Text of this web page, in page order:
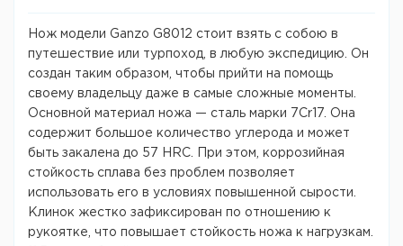
Нож модели Ganzo G8012 стоит взять с собою в
путешествие или турпоход, в любую экспедицию. Он
создан таким образом, чтобы прийти на помощь
своему владельцу даже в самые сложные моменты.
Основной материал ножа — сталь марки 7Cr17. Она
содержит большое количество углерода и может
быть закалена до 57 HRC. При этом, коррозийная
стойкость сплава без проблем позволяет
использовать его в условиях повышенной сырости.
Клинок жестко зафиксирован по отношению к
рукоятке, что повышает стойкость ножа к нагрузкам.